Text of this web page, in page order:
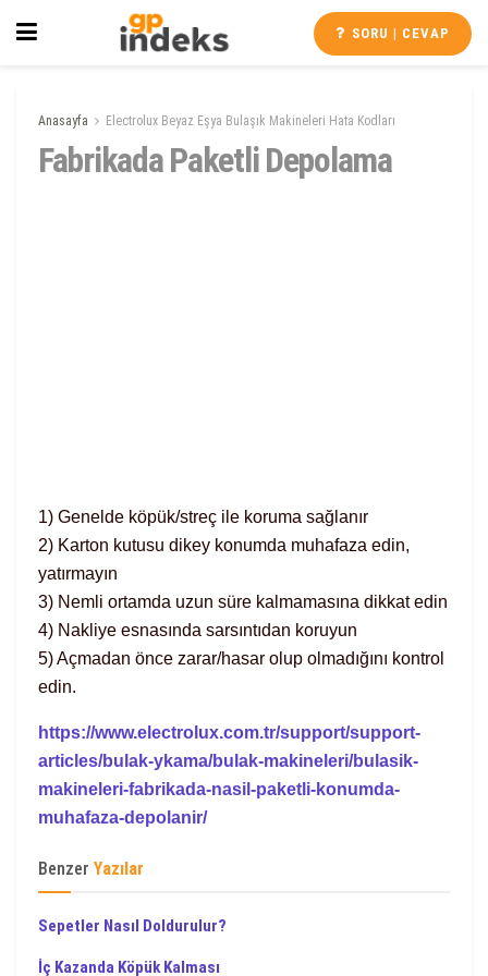
SORU | CEVAP
Anasayfa Electrolux Beyaz Eşya Bulaşık Makineleri Hata Kodları
Fabrikada Paketli Depolama
1) Genelde köpük/streç ile koruma sağlanır
2) Karton kutusu dikey konumda muhafaza edin,
yatırmayın
3) Nemli ortamda uzun süre kalmamasına dikkat edin
4) Nakliye esnasında sarsıntıdan koruyun
5) Açmadan önce zarar/hasar olup olmadığını kontrol
edin.
https://www.electrolux.com.tr/support/support-
articles/bulak-ykama/bulak-makineleri/bulasik-
makineleri-fabrikada-nasil-paketli-konumda-
muhafaza-depolanir/
Benzer Yazılar
Sepetler Nasıl Doldurulur?
İç Kazanda Köpük Kalması